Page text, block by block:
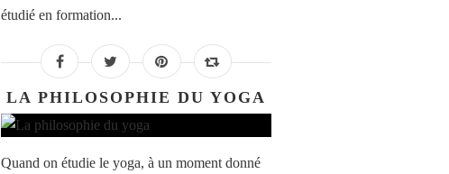
étudié en formation...
LA PHILOSOPHIE DU YOGA
Quand on étudie le yoga, à un moment donné